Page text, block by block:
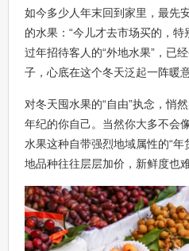
如今多少人年末回到家里，最先
的水果：“今儿才去市场买的，
过年招待客人的“外地水果”，已
子，心底在这个冬天泛起一阵暖意
对冬天囤水果的“自由”执念，悄
年纪的你自己。当然你大多不会
水果这种自带强烈地域属性的“
地品种往往层层加价，新鲜度也